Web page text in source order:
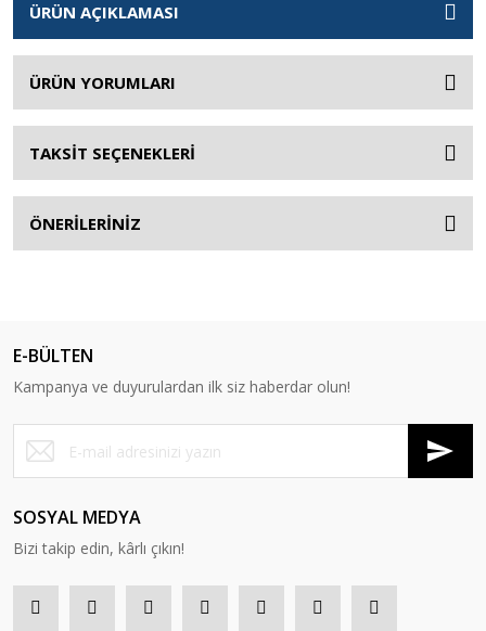
ÜRÜN AÇIKLAMASI
ÜRÜN YORUMLARI
TAKSİT SEÇENEKLERİ
ÖNERİLERİNİZ
E-BÜLTEN
Kampanya ve duyurulardan ilk siz haberdar olun!
SOSYAL MEDYA
Bizi takip edin, kârlı çıkın!